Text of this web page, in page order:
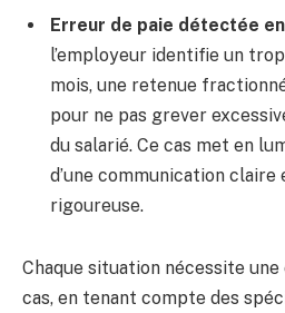
Erreur de paie détectée en
l’employeur identifie un
mois, une retenue
pour ne pas grever
du salarié. Ce cas met en
d’une communication claire
rigoureuse.
Chaque situation nécessite
cas, en tenant compte des